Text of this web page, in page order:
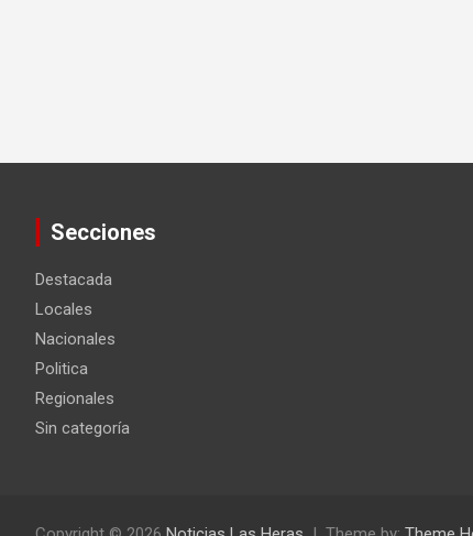
Secciones
Destacada
Locales
Nacionales
Politica
Regionales
Sin categoría